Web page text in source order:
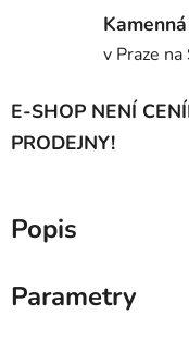
v Praze
E-SHOP NENÍ
PRODEJNY!
Popis
Parametry